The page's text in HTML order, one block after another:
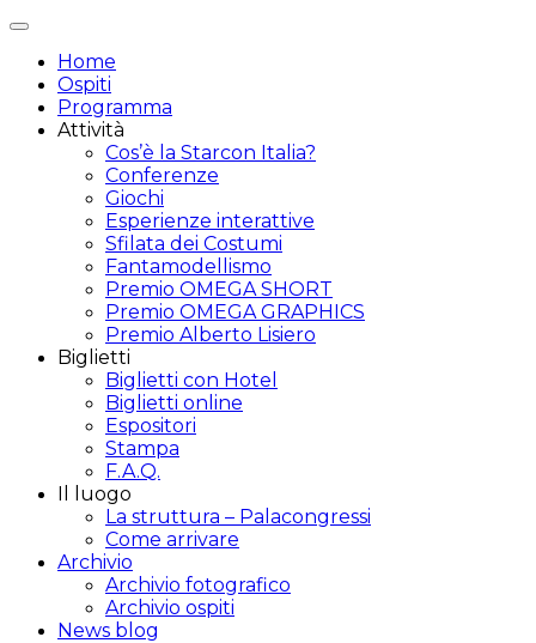
Attiva/disattiva
navigazione
Home
Ospiti
Programma
Attività
Cos’è la Starcon Italia?
Conferenze
Giochi
Esperienze interattive
Sfilata dei Costumi
Fantamodellismo
Premio OMEGA SHORT
Premio OMEGA GRAPHICS
Premio Alberto Lisiero
Biglietti
Biglietti con Hotel
Biglietti online
Espositori
Stampa
F.A.Q.
Il luogo
La struttura – Palacongressi
Come arrivare
Archivio
Archivio fotografico
Archivio ospiti
News blog